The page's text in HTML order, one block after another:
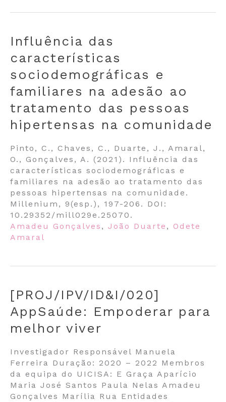
Influência das
características
sociodemográficas e
familiares na adesão ao
tratamento das pessoas
hipertensas na comunidade
Pinto, C., Chaves, C., Duarte, J., Amaral,
O., Gonçalves, A. (2021). Influência das
características sociodemográficas e
familiares na adesão ao tratamento das
pessoas hipertensas na comunidade.
Millenium, 9(esp.), 197-206. DOI:
10.29352/mill029e.25070.
Amadeu Gonçalves , João Duarte , Odete
Amaral
[PROJ/IPV/ID&I/020]
AppSaúde: Empoderar para
melhor viver
Investigador Responsável Manuela
Ferreira Duração: 2020 – 2022 Membros
da equipa do UICISA: E Graça Aparício
Maria José Santos Paula Nelas Amadeu
Gonçalves Marília Rua Entidades